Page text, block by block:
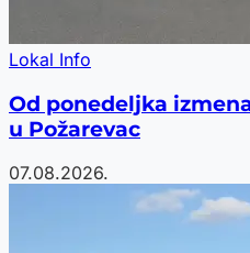
Lokal Info
Od ponedeljka
u Požarevac
07.08.2026.